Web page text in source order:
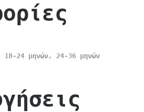
18-24 μηνών, 24-36 μηνών